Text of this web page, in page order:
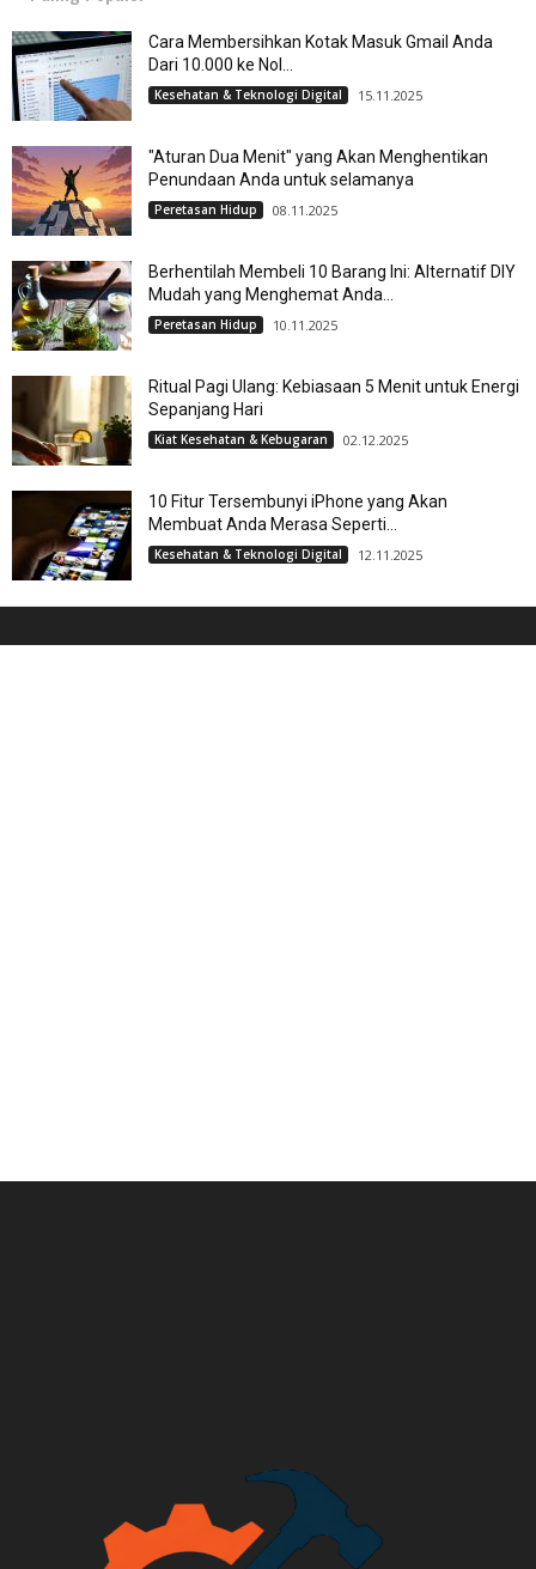
Cara Membersihkan Kotak Masuk Gmail Anda
Dari 10.000 ke Nol...
Kesehatan & Teknologi Digital 15.11.2025
"Aturan Dua Menit" yang Akan Menghentikan
Penundaan Anda untuk selamanya
Peretasan Hidup 08.11.2025
Berhentilah Membeli 10 Barang Ini: Alternatif DIY
Mudah yang Menghemat Anda...
Peretasan Hidup 10.11.2025
Ritual Pagi Ulang: Kebiasaan 5 Menit untuk Energi
Sepanjang Hari
Kiat Kesehatan & Kebugaran 02.12.2025
10 Fitur Tersembunyi iPhone yang Akan
Membuat Anda Merasa Seperti...
Kesehatan & Teknologi Digital 12.11.2025